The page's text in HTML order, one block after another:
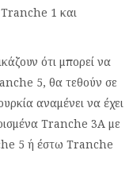
Tranche 1 και
ότι μπορεί να
5, θα τεθούν σε
αναμένει να έχει
Tranche 3A με
5 ή έστω Tranche